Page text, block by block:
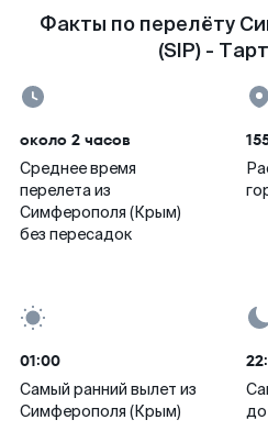
Факты по перелёту
(SIP) -
около 2 часов
Среднее время
перелета из
Симферополя (Крым)
без пересадок
01:00
Самый ранний вылет из
Симферополя (Крым)
до